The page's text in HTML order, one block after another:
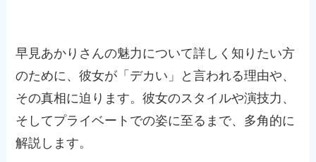
早見あかりさんの魅力について詳しく知りたい方
のために、彼女が「デカい」と言われる理由や、
その真相に迫ります。彼女のスタイルや演技力、
そしてプライベートでの姿に至るまで、多角的に
解説します。